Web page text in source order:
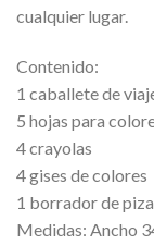
cualquier lugar.
Contenido:
1 caballete de
5 hojas para
4 crayolas
4 gises de colores
1 borrador de
Medidas: Ancho